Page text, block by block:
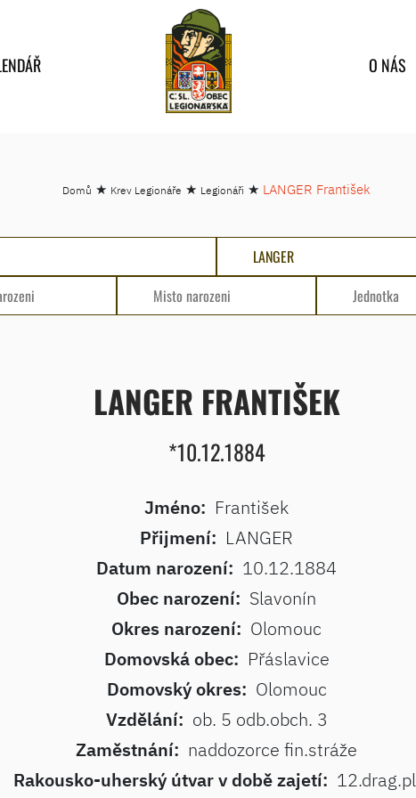
O NÁS
Domů ★ Krev Legionáře ★ Legionáři ★ LANGER František
LANGER FRANTIŠEK
*10.12.1884
Jméno: František
Přijmení: LANGER
Datum narození: 10.12.1884
Obec narození: Slavonín
Okres narození: Olomouc
Domovská obec: Přáslavice
Domovský okres: Olomouc
Vzdělání: ob. 5 odb.obch. 3
Zaměstnání: naddozorce fin.stráže
Rakousko-uherský útvar v době zajetí: